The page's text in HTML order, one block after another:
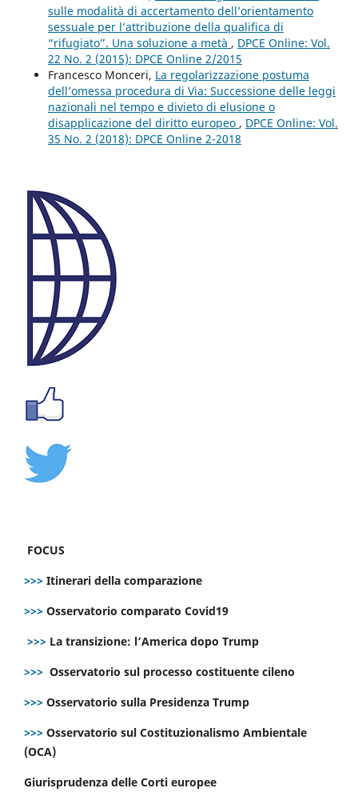
sulle modalità di accertamento dell’orientamento
sessuale per l’attribuzione della qualifica di
“rifugiato”. Una soluzione a metà , DPCE Online: Vol.
22 No. 2 (2015): DPCE Online 2/2015
Francesco Monceri, La regolarizzazione postuma
dell’omessa procedura di Via: Successione delle leggi
nazionali nel tempo e divieto di elusione o
disapplicazione del diritto europeo , DPCE Online: Vol.
35 No. 2 (2018): DPCE Online 2-2018
FOCUS
>>> Itinerari della comparazione
>>> Osservatorio comparato Covid19
>>> La transizione: l’America dopo Trump
>>> Osservatorio sul processo costituente cileno
>>> Osservatorio sulla Presidenza Trump
>>> Osservatorio sul Costituzionalismo Ambientale
(OCA)
Giurisprudenza delle Corti europee